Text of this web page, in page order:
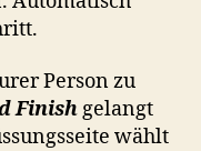
Person zu
Finishgelangt
wählt